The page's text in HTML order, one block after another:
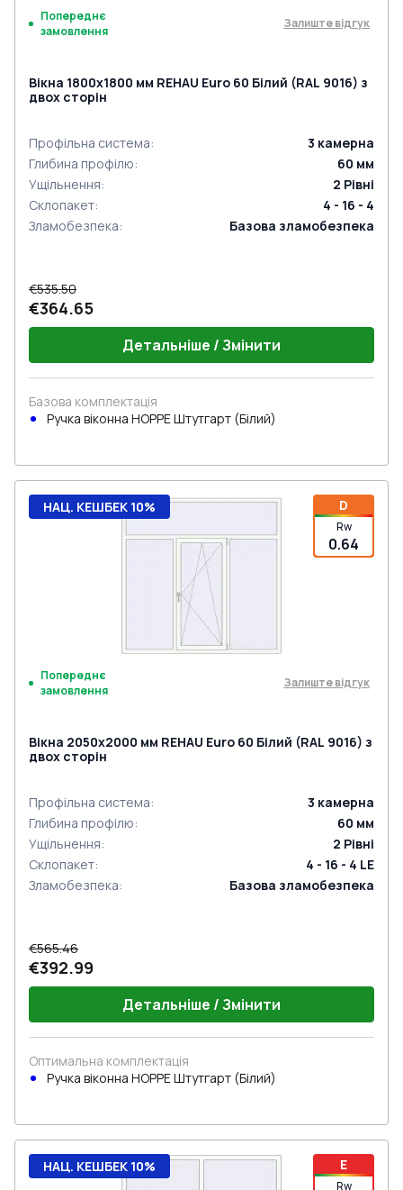
Попереднє
замовлення
Залиште відгук
Вікна 1800x1800 мм REHAU Euro 60 Білий (RAL 9016) з
двох сторін
Профільна система: 3 камерна
Глибина профілю: 60 мм
Ущільнення: 2 Рівні
Склопакет:
4 - 16 - 4
Зламобезпека: Базова зламобезпека
€535.50
€364.65
Детальніше / Змінити
Базова комплектація
Ручка віконна HOPPE Штутгарт (Білий)
D
Rw
0.64
НАЦ. КЕШБЕК 10%
Попереднє
замовлення
Залиште відгук
Вікна 2050x2000 мм REHAU Euro 60 Білий (RAL 9016) з
двох сторін
Профільна система: 3 камерна
Глибина профілю: 60 мм
Ущільнення: 2 Рівні
Склопакет:
4 - 16 - 4 LE
Зламобезпека: Базова зламобезпека
€565.46
€392.99
Детальніше / Змінити
Оптимальна комплектація
Ручка віконна HOPPE Штутгарт (Білий)
E
Rw
НАЦ. КЕШБЕК 10%